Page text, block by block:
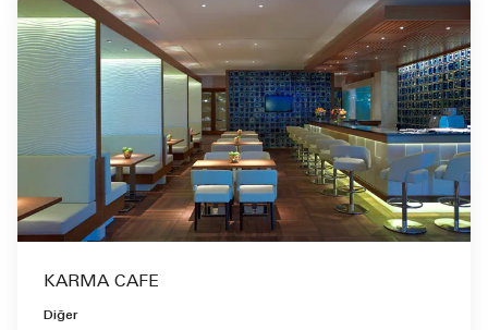
KARMA CAFE
Diğer